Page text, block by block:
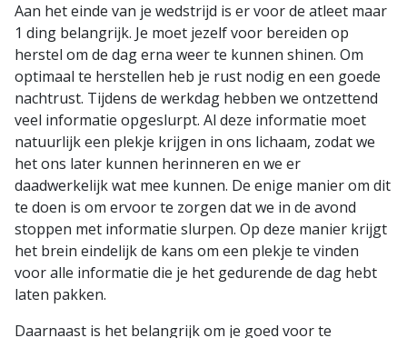
Aan het einde van je wedstrijd is er voor de atleet maar
1 ding belangrijk. Je moet jezelf voor bereiden op
herstel om de dag erna weer te kunnen shinen. Om
optimaal te herstellen heb je rust nodig en een goede
nachtrust. Tijdens de werkdag hebben we ontzettend
veel informatie opgeslurpt. Al deze informatie moet
natuurlijk een plekje krijgen in ons lichaam, zodat we
het ons later kunnen herinneren en we er
daadwerkelijk wat mee kunnen. De enige manier om dit
te doen is om ervoor te zorgen dat we in de avond
stoppen met informatie slurpen. Op deze manier krijgt
het brein eindelijk de kans om een plekje te vinden
voor alle informatie die je het gedurende de dag hebt
laten pakken.
Daarnaast is het belangrijk om je goed voor te